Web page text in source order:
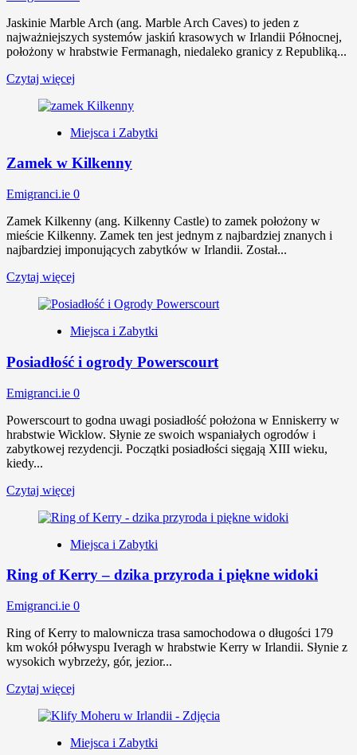
Jaskinie Marble Arch (ang. Marble Arch Caves) to jeden z
najważniejszych systemów jaskiń krasowych w Irlandii Północnej,
położony w hrabstwie Fermanagh, niedaleko granicy z Republiką...
Czytaj więcej
Miejsca i Zabytki
Zamek w Kilkenny
Emigranci.ie 0
Zamek Kilkenny (ang. Kilkenny Castle) to zamek położony w
mieście Kilkenny. Zamek ten jest jednym z najbardziej znanych i
najbardziej imponujących zabytków w Irlandii. Został...
Czytaj więcej
Miejsca i Zabytki
Posiadłość i ogrody Powerscourt
Emigranci.ie 0
Powerscourt to godna uwagi posiadłość położona w Enniskerry w
hrabstwie Wicklow. Słynie ze swoich wspaniałych ogrodów i
zabytkowej rezydencji. Początki posiadłości sięgają XIII wieku,
kiedy...
Czytaj więcej
Miejsca i Zabytki
Ring of Kerry – dzika przyroda i piękne widoki
Emigranci.ie 0
Ring of Kerry to malownicza trasa samochodowa o długości 179
km wokół półwyspu Iveragh w hrabstwie Kerry w Irlandii. Słynie z
wysokich wybrzeży, gór, jezior...
Czytaj więcej
Miejsca i Zabytki